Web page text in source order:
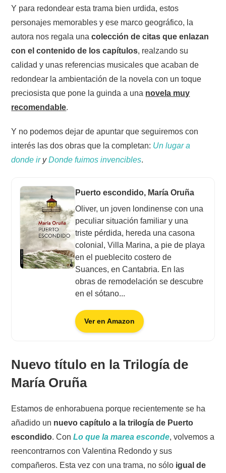
Y para redondear esta trama bien urdida, estos
personajes memorables y ese marco geográfico, la
autora nos regala unacolección de citas que enlazan
con el contenido de los capítulos, realzando su
calidad y unas referencias musicales que acaban de
redondear la ambientación de la novela con un toque
preciosista que pone la guinda a una novela muy
recomendable.
Y no podemos dejar de apuntar que seguiremos con
interés las dos obras que la completan: Un lugar a
donde iryDonde fuimos invencibles.
Puerto escondido, María Oruña
Oliver, un joven londinense con una
peculiar situación familiar y una
triste pérdida, hereda una casona
colonial, Villa Marina, a pie de playa
en el pueblecito costero de
Suances, en Cantabria. En las
obras de remodelación se descubre
en el sótano...
Ver en Amazon
Nuevo título en la Trilogía de
María Oruña
Estamos de enhorabuena porque recientemente se ha
añadido un nuevo capítulo a la trilogía de Puerto
escondido. ConLo que la marea esconde, volvemos a
reencontrarnos con Valentina Redondo y sus
compañeros. Esta vez con una trama, no sólo igual de